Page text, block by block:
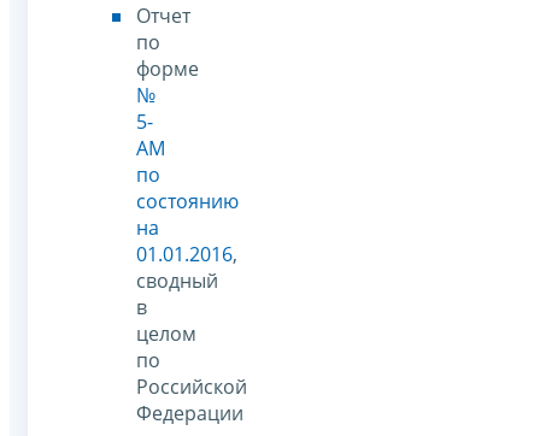
Отчет
по
форме
№
5-
АМ
по
состоянию
на
01.01.2016,
сводный
в
целом
по
Российской
Федерации